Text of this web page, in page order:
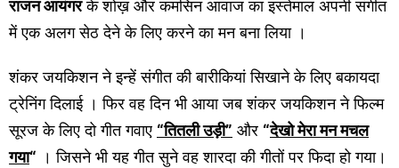
राजन आयंगरके शोख़ और कमसिन आवाज का इस्तेमाल अपनी संगीत
में एक अलग सेठ देने के लिए करने का मन बना लिया ।
शंकर जयकिशन ने इन्हें संगीत की बारीकियां सिखाने के लिए बकायदा
ट्रेनिंग दिलाई । फिर वह दिन भी आया जब शंकर जयकिशन ने फिल्म
सूरज के लिए दो गीत गवाए “तितली उड़ी” और “देखो मेरा मन मचल
गया“ । जिसने भी यह गीत सुने वह शारदा की गीतों पर फिदा हो गया।